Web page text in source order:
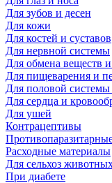
Для зубов и десен
Для кожи
Для костей и суставов
Для нервной системы
Для обмена веществ
Для пищеварения и
Для половой системы
Для сердца и
Для ушей
Контрацептивы
Расходные материалы
Для сельхоз
При диабете